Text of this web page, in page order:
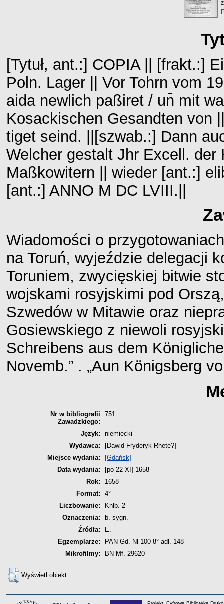
[Tytuł, ant.:] COPIA || [frakt.:]
Poln. Lager || Vor Tohrn vom
aida newlich paßiret / un̄ mit
Kosackischen Gesandten von
tiget seind. ||[szwab.:] Dann
Welcher gestalt Jhr Excell. der
Maßkowitern || wieder [ant.:]
[ant.:] ANNO M DC LVIII.||
Wiadomości o
na Toruń, wyjeździe delegacji
Toruniem, zwycięskiej bitwie
wojskami rosyjskimi pod
Szwedów w Mitawie oraz
Gosiewskiego z niewoli
Schreibens aus dem
Novemb.” . „Aun Königsberg
Nr w bibliografii
Zawadzkiego:
751
Język:
niemiecki
Wydawca:
[Dawid Fryderyk Rhete?]
Miejsce wydania:
[Gdańsk]
Data wydania:
[po 22 XI] 1658
Rok:
1658
Format:
4°
Liczbowanie:
Knlb. 2
Oznaczenia:
b. sygn.
Źródła:
E. -
Egzemplarze:
PAN Gd. Nl 100 8° adl. 148
Mikrofilmy:
BN Mf. 29620
Wyświetl obiekt